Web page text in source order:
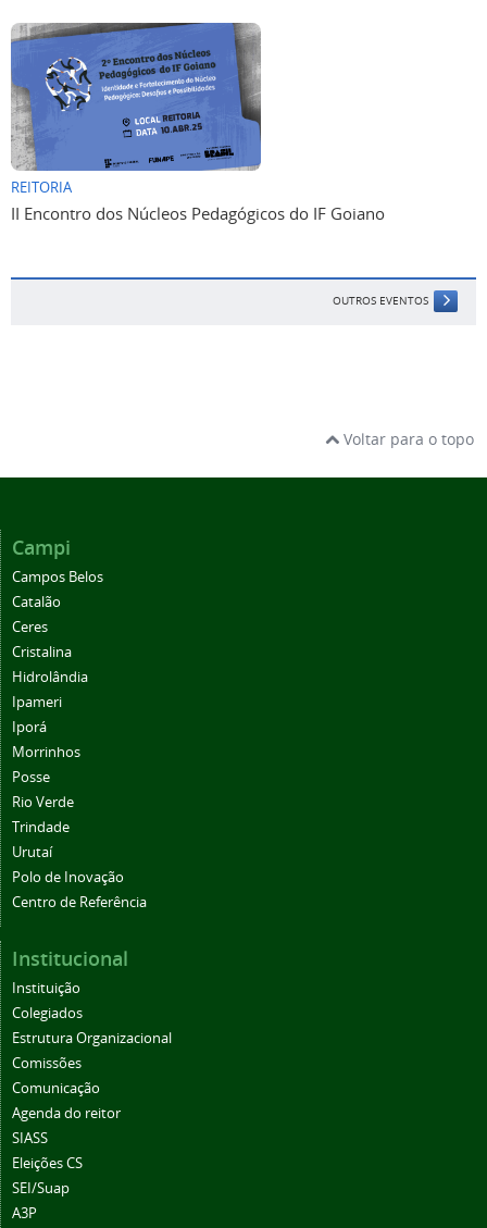
REITORIA
II Encontro dos Núcleos Pedagógicos do IF Goiano
OUTROS EVENTOS
Voltar para o topo
Campi
Campos Belos
Catalão
Ceres
Cristalina
Hidrolândia
Ipameri
Iporá
Morrinhos
Posse
Rio Verde
Trindade
Urutaí
Polo de Inovação
Centro de Referência
Institucional
Instituição
Colegiados
Estrutura Organizacional
Comissões
Comunicação
Agenda do reitor
SIASS
Eleições CS
SEI/Suap
A3P